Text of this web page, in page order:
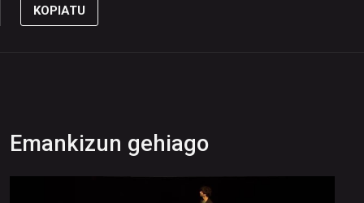
KOPIATU
Emankizun gehiago